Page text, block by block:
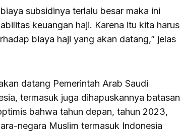
subsidinya terlalu besar maka ini
keuangan haji. Karena itu kita harus
biaya haji yang akan datang,” jelas
datang Pemerintah Arab Saudi
termasuk juga dihapuskannya batasan
bahwa tahun depan, tahun 2023,
negara Muslim termasuk Indonesia